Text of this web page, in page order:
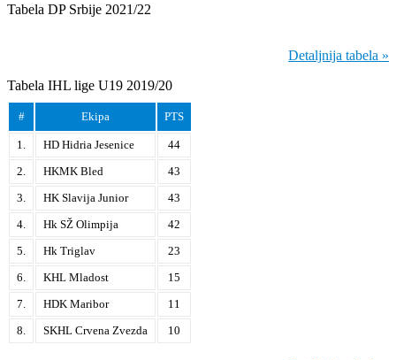
Tabela DP Srbije 2021/22
Detaljnija tabela »
Tabela IHL lige U19 2019/20
# Ekipa PTS
1. HD Hidria Jesenice
44
2.
HKMK Bled
43
3.
HK Slavija Junior
43
4.
Hk SŽ Olimpija
42
5.
Hk Triglav
23
6.
KHL Mladost
15
7.
HDK Maribor
11
8.
SKHL Crvena Zvezda 10